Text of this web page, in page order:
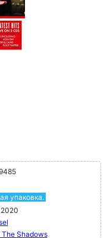
упаковка.
Shadows